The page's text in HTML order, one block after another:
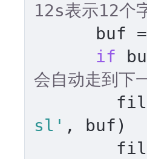
12s表示12个
buf =
if
会自动走到下
sl' , buf)